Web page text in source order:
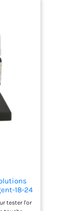
18-24
tester l'or